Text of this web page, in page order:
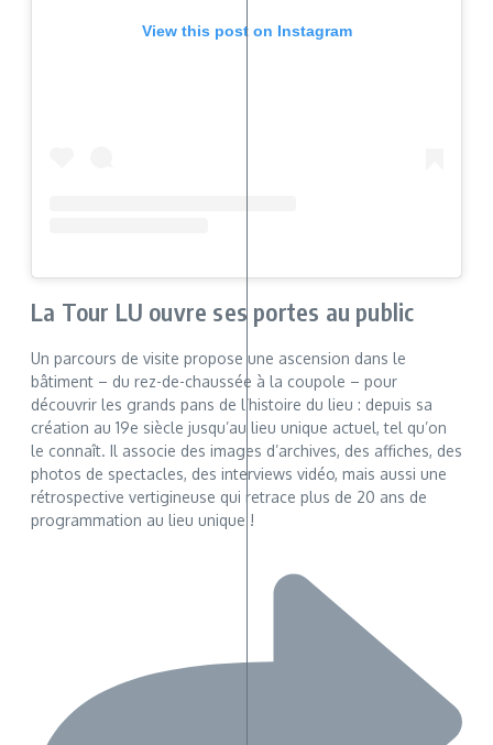
View this post on Instagram
La Tour LU ouvre ses portes au public
Un parcours de visite propose une ascension dans le
bâtiment – du rez-de-chaussée à la coupole – pour
découvrir les grands pans de l’histoire du lieu : depuis sa
création au 19e siècle jusqu’au lieu unique actuel, tel qu’on
le connaît. Il associe des images d’archives, des affiches, des
photos de spectacles, des interviews vidéo, mais aussi une
rétrospective vertigineuse qui retrace plus de 20 ans de
programmation au lieu unique !